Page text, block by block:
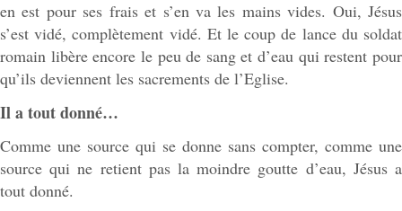
en est pour ses frais et s’en va les mains vides. Oui, Jésus
s’est vidé, complètement vidé. Et le coup de lance du soldat
romain libère encore le peu de sang et d’eau qui restent pour
qu’ils deviennent les sacrements de l’Eglise.
Il a tout donné…
Comme une source qui se donne sans compter, comme une
source qui ne retient pas la moindre goutte d’eau, Jésus a
tout donné.